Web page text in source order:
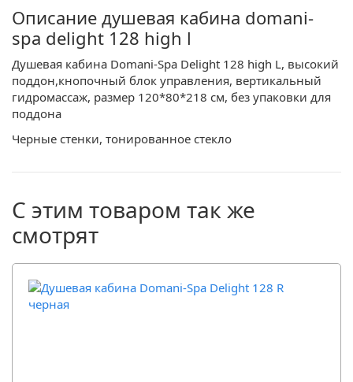
Описание душевая кабина domani-
spa delight 128 high l
Душевая кабина Domani-Spa Delight 128 high L, высокий
поддон,кнопочный блок управления, вертикальный
гидромассаж, размер 120*80*218 см, без упаковки для
поддона
Черные стенки, тонированное стекло
С этим товаром так же
смотрят